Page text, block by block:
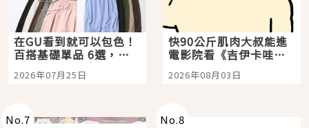
在GU看到就可以包色！
百搭基礎單品 6選，閉
眼全收也不心疼
2026年07月25日
快90公斤肌肉大叔能進
電影院看《吉伊卡哇》
嗎？日本重金屬樂團
「打首」會長與nagano
2026年08月03日
No.7 No.8